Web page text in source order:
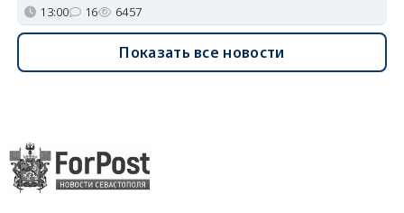
13:00 16 6457
Показать все новости